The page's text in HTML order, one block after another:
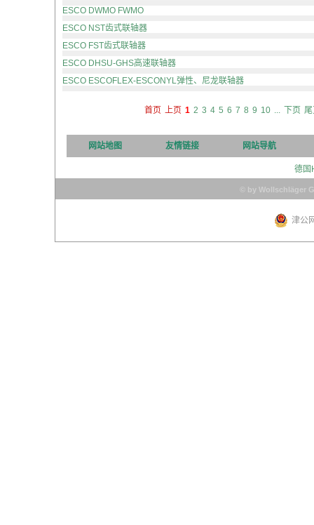
ESCO DWMO FWMO
ESCO NST齿式联轴器
ESCO FST齿式联轴器
ESCO DHSU-GHS高速联轴器
ESCO ESCOFLEX-ESCONYL弹性、尼龙联轴器
首页 上页 1 2 3 4 5 6 7 8 9 10 ... 下页 尾
网站地图 友情链接 网站导航
德国
© by Wollschläger
津公